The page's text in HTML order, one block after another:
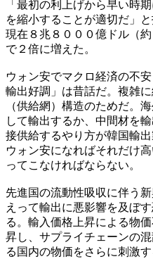
「最初の利上げから早い時
を縮小することが適切だ」
現在８兆８０００億ドル（
で２倍に増えた。
ウォン安でマクロ経済の不
輸出好調」は昔話だ。複雑
（供給網）構造のためだ。
して輸出するか、中間材を
接供給するやり方が韓国輸
ウォン安になればそれだけ
ってこなければならない。
先進国の流動性吸収に伴う
えって輸出に悪影響を及ぼ
る。輸入価格上昇による物
昇し、サプライチェーンの
る国内の物価をさらに刺激す